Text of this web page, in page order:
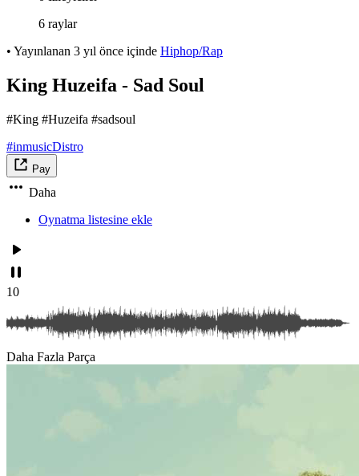
6 raylar
• Yayınlanan 3 yıl önce içinde Hiphop/Rap
King Huzeifa - Sad Soul
#King #Huzeifa #sadsoul
#inmusicDistro
Pay
Daha
Oynatma listesine ekle
10
Daha Fazla Parça